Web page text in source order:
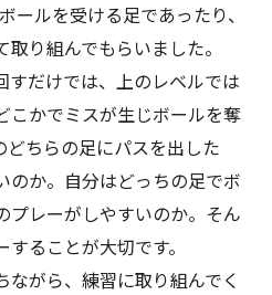
ールを受ける足であったり、
り組んでもらいました。
すだけでは、上のレベルでは
こかでミスが生じボールを奪
ちらの足にパスを出した
のか。自分はどっちの足でボ
プレーがしやすいのか。そん
ることが大切です。
がら、練習に取り組んでく